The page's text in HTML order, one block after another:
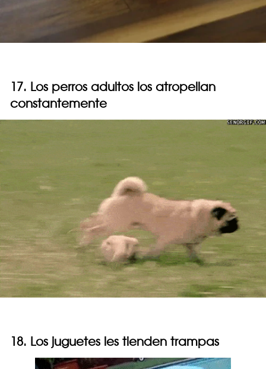
17. Los perros adultos los atropellan
constantemente
18. Los juguetes les tienden trampas